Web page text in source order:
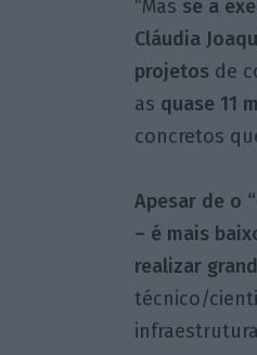
“Mas se a
Cláudia
projetos de
as quase 11
concretos
Apesar de o
– é mais
realizar
técnico/